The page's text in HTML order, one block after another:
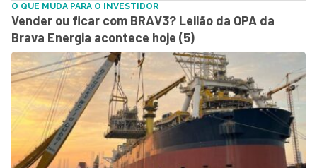
O QUE MUDA PARA O INVESTIDOR
Vender ou ficar com BRAV3? Leilão da OPA da
Brava Energia acontece hoje (5)